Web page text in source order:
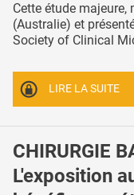
Cette étude majeure,
(Australie) et
Society of Clinical
LIRE LA SUITE
CHIRURGIE
L'exposition